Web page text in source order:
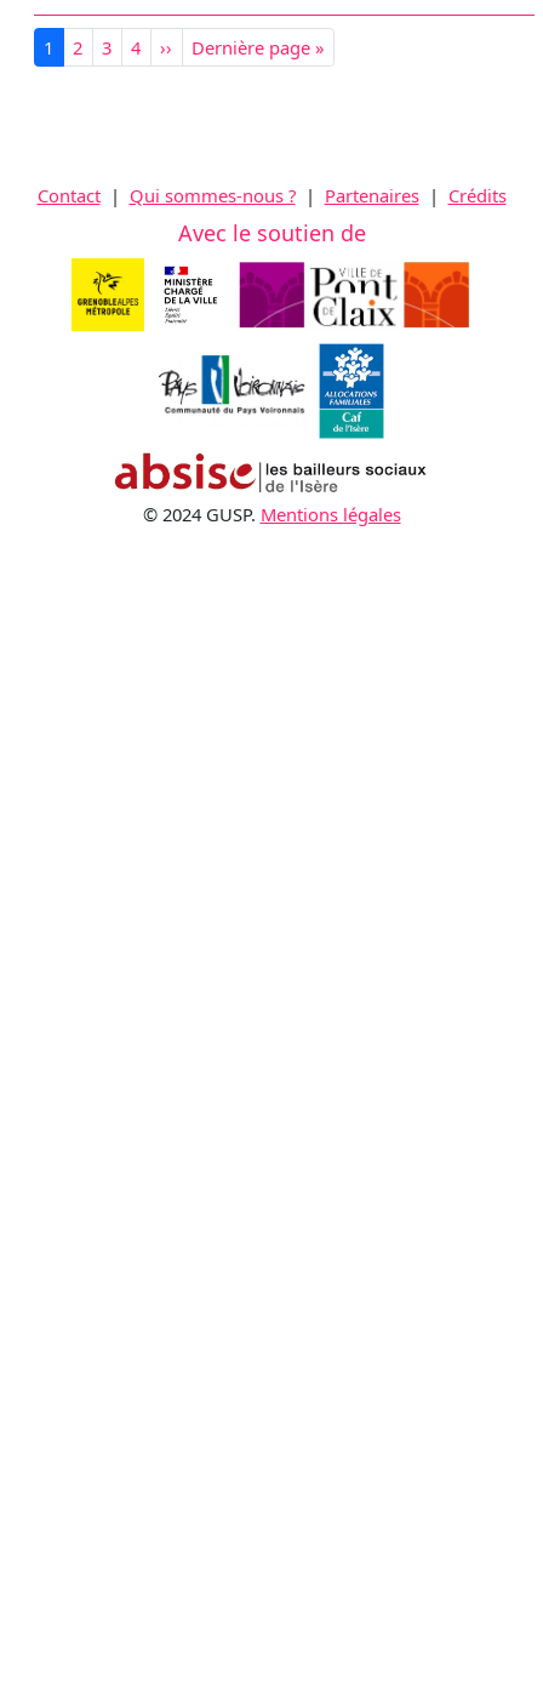
Pagination
Page courante
1 Page
2 Page
3 Page
4 Page suivante
›› Dernière page
Dernière page »
Contact| Qui sommes-nous ?| Partenaires| Crédits
Avec le soutien de
© 2024 GUSP. Mentions légales